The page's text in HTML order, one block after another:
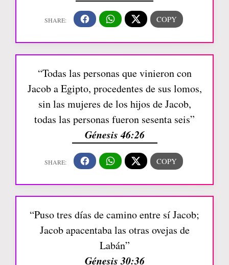
“Todas las personas que vinieron con
Jacob a Egipto, procedentes de sus lomos,
sin las mujeres de los hijos de Jacob,
todas las personas fueron sesenta seis”
Génesis 46:26
“Puso tres días de camino entre sí Jacob;
Jacob apacentaba las otras ovejas de
Labán”
Génesis 30:36